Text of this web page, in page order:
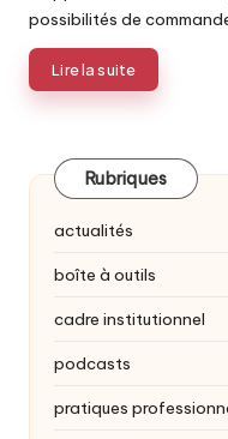
possibilités de
Lire la suite
Rubriques
actualités
boîte à outils
cadre institutionnel
podcasts
pratiques